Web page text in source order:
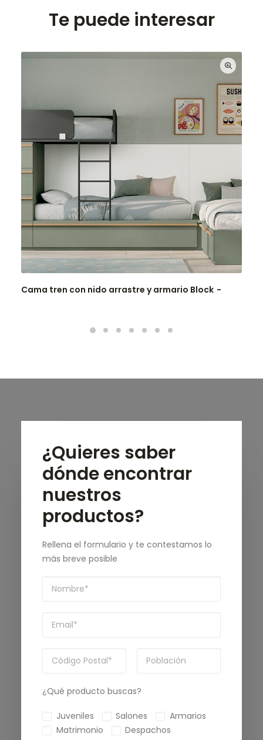
Te puede interesar
Cama tren con nido arrastre y armario Block
¿Quieres saber
dónde encontrar
nuestros
productos?
Rellena el formulario y te contestamos lo
más breve posible
¿Qué producto buscas?
Juveniles Salones
Armarios
Matrimonio
Despachos